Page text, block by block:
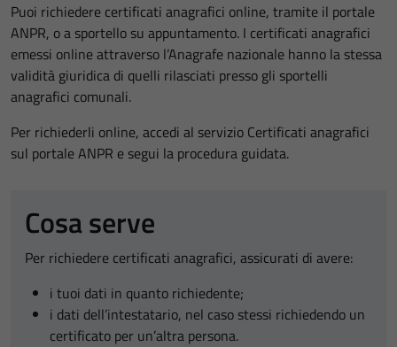
Puoi richiedere certificati anagrafici online, tramite il portale
ANPR, o a sportello su appuntamento. I certificati anagrafici
emessi online attraverso l’Anagrafe nazionale hanno la stessa
validità giuridica di quelli rilasciati presso gli sportelli
anagrafici comunali.
Per richiederli online, accedi al servizio Certificati anagrafici
sul portale ANPR e segui la procedura guidata.
Cosa serve
Per richiedere certificati anagrafici, assicurati di avere:
i tuoi dati in quanto richiedente;
i dati dell’intestatario, nel caso stessi richiedendo un
certificato per un’altra persona.